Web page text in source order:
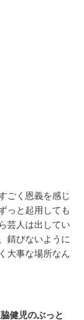
ごく恩義を感じ
っと起用しても
芸人は出してい
錆びないように
大事な場所なん
健児のぶっと